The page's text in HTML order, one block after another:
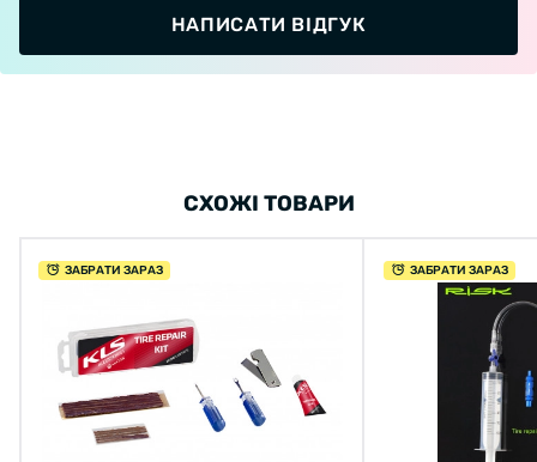
Отвертки достигают глубины 68 мм
Примечание: только для аварийного ремонта
зоны протектора шины.
НАПИСАТИ ВІДГУК
СХОЖІ ТОВАРИ
ЗАБРАТИ ЗАРАЗ ЗАБРАТИ ЗАРАЗ